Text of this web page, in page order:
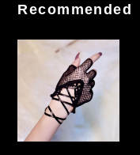
Recommended